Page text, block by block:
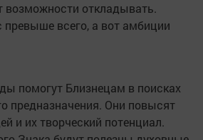
возможности откладывать.
превыше всего, а вот амбиции
помогут Близнецам в поисках
предназначения. Они повысят
и их творческий потенциал.